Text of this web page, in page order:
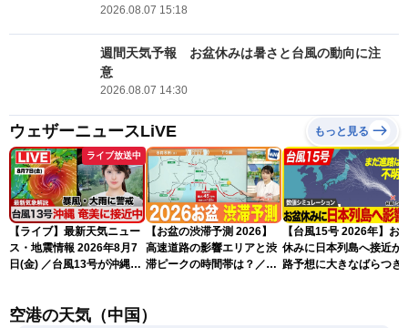
2026.08.07 15:18
週間天気予報 お盆休みは暑さと台風の動向に注
意
2026.08.07 14:30
ウェザーニュースLiVE もっと見る
ライブ放送中
【ライブ】最新天気ニュー
ス・地震情報 2026年8月7
日(金) ／台風13号が沖縄・
ュースLiVEイブニング・小
【お盆の渋滞予測 2026】
高速道路の影響エリアと渋
滞ピークの時間帯は？／
【台風15号 2026年】お
休みに日本列島へ接近か
路予想に大きなばらつき
空港の天気（中国）